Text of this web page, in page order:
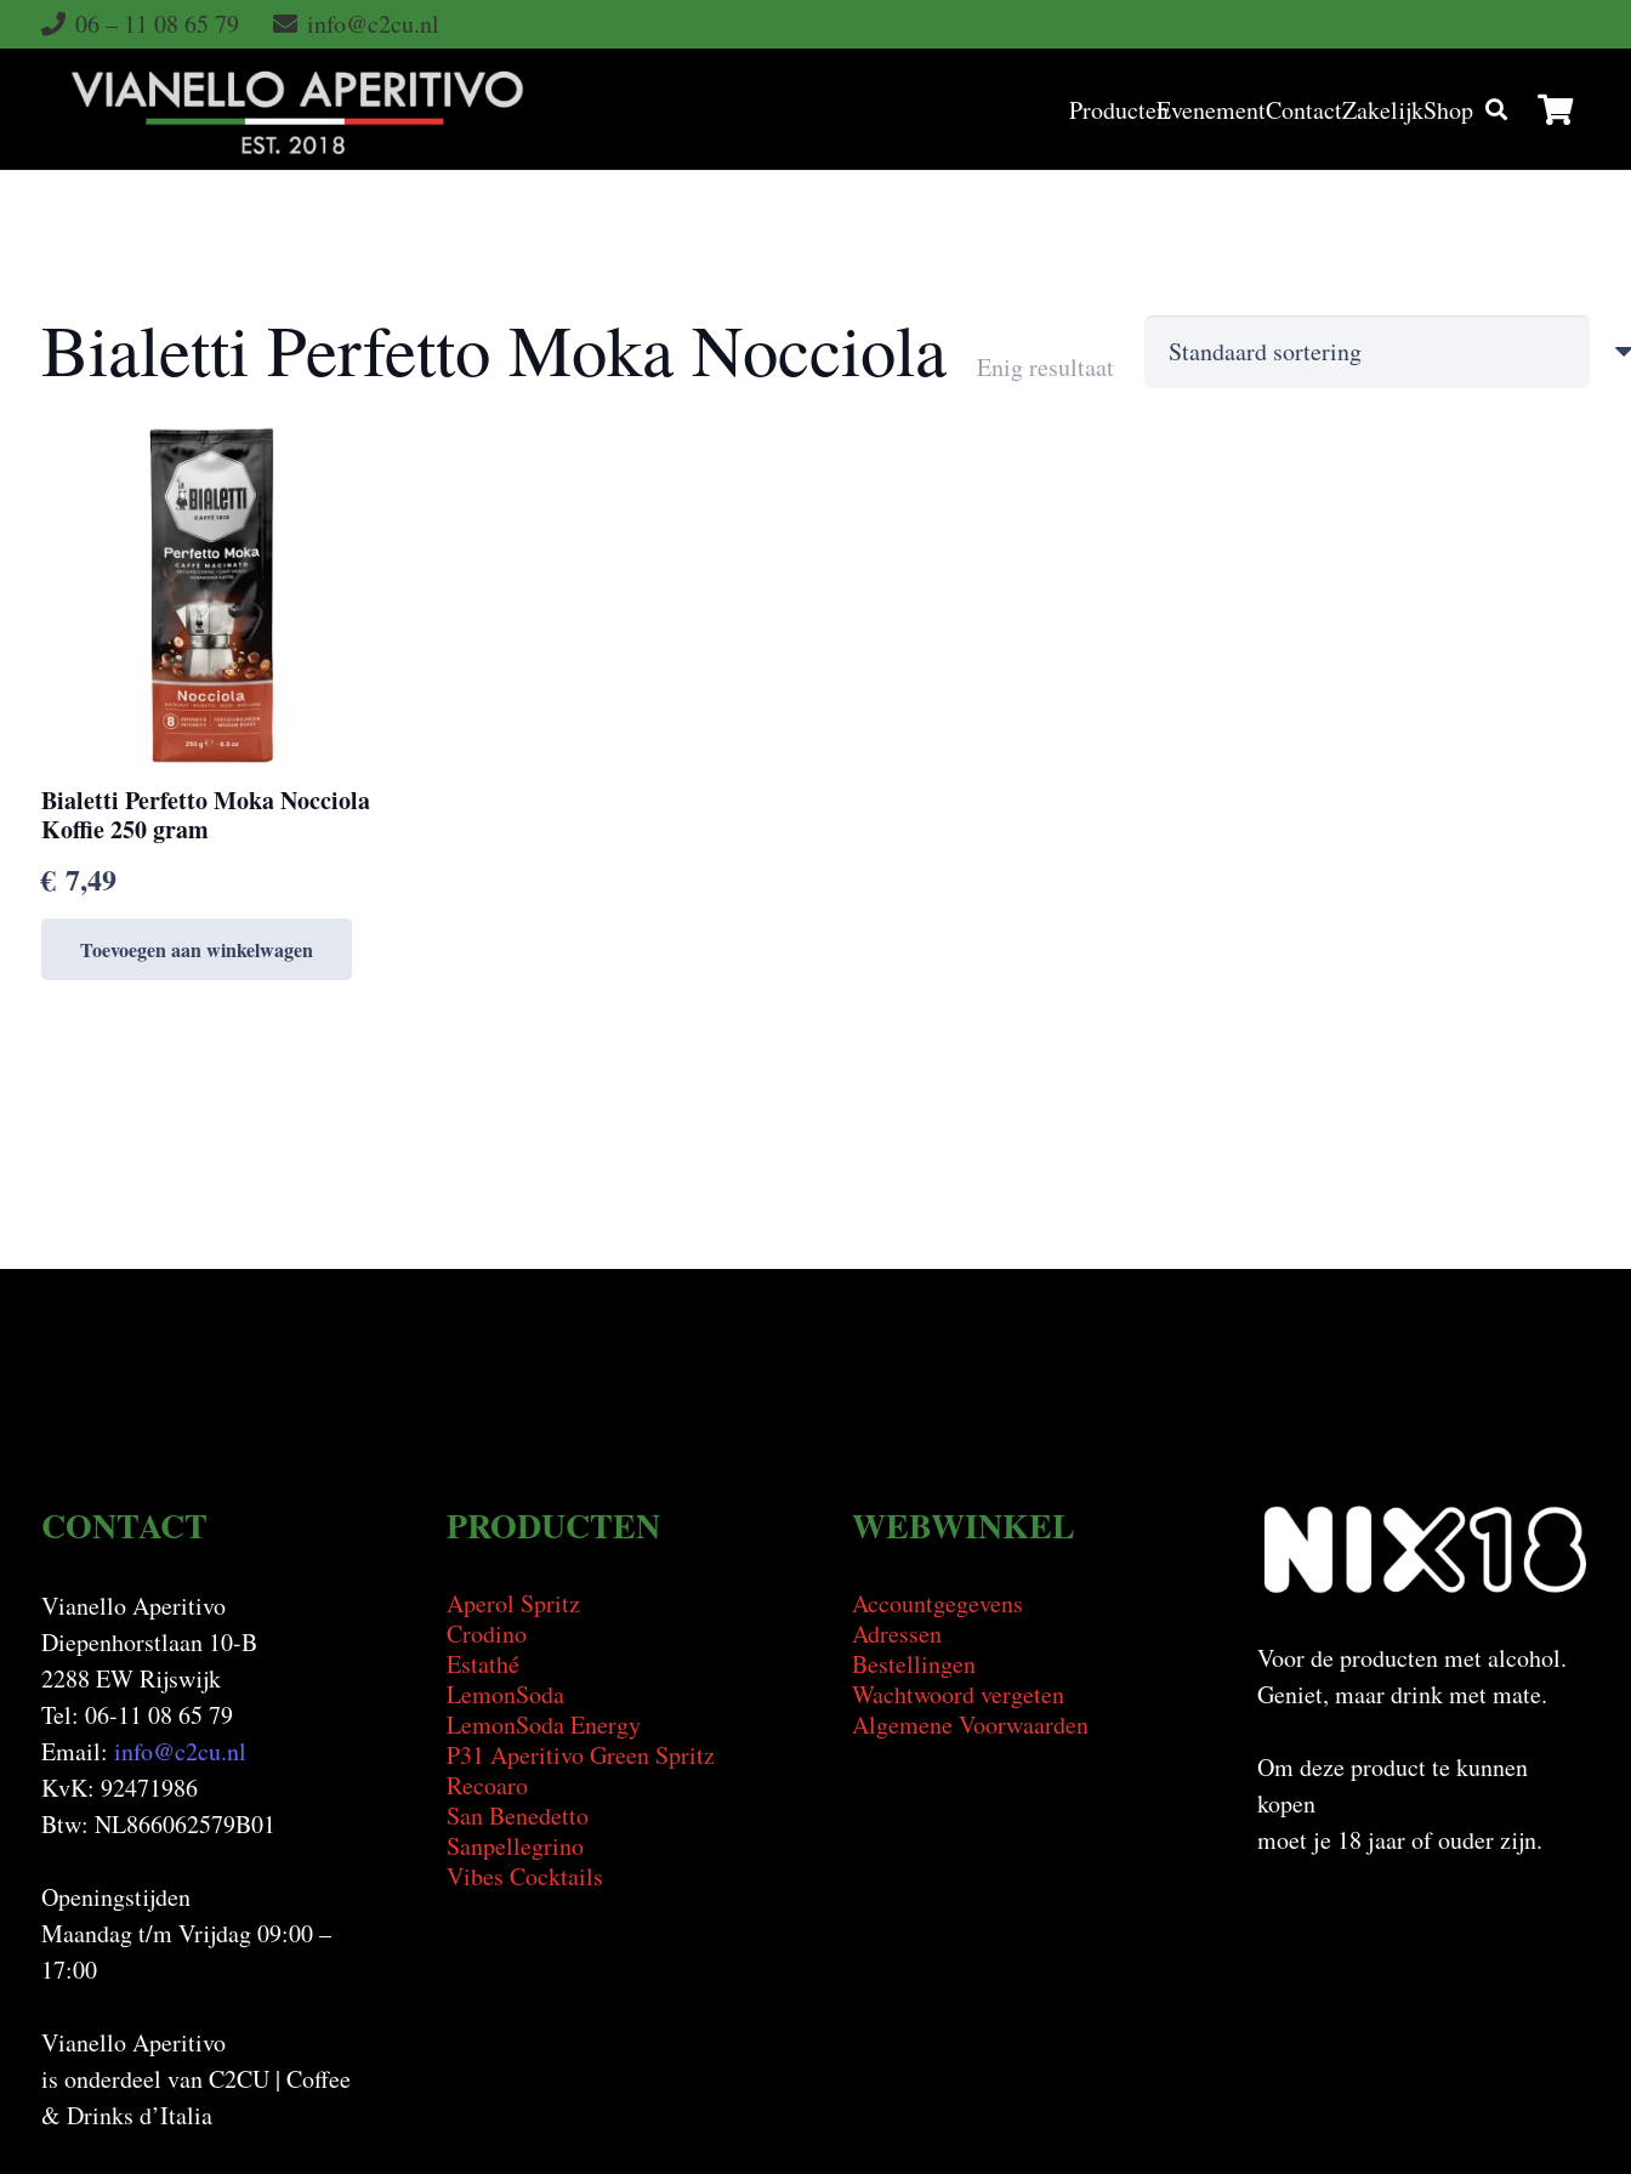
06 – 11 08 65 79 info@c2cu.nl
ProductenEvenementContactZakelijkShop
Bialetti Perfetto Moka Nocciola Enig resultaat
Bialetti Perfetto Moka Nocciola
Koffie 250 gram
€7,49
Toevoegen aan winkelwagen
CONTACT
Vianello Aperitivo
Diepenhorstlaan 10-B
2288 EW Rijswijk
Tel: 06-11 08 65 79
Email: info@c2cu.nl
KvK: 92471986
Btw: NL866062579B01
Openingstijden
Maandag t/m Vrijdag 09:00 –
17:00
Vianello Aperitivo
is onderdeel van C2CU | Coffee
& Drinks d’Italia
PRODUCTEN
Aperol Spritz
Crodino
Estathé
LemonSoda
LemonSoda Energy
P31 Aperitivo Green Spritz
Recoaro
San Benedetto
Sanpellegrino
Vibes Cocktails
WEBWINKEL
Accountgegevens
Adressen
Bestellingen
Wachtwoord vergeten
Algemene Voorwaarden
Voor de producten met alcohol.
Geniet, maar drink met mate.
Om deze product te kunnen
kopen
moet je 18 jaar of ouder zijn.